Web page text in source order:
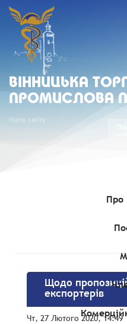
ВIННИЦЬКА
ПРОМИСЛОВА
Мапа сайту
Про
Комерційні
Щодо
експортерів
Чт, 27 Лютого 2020, 14:49